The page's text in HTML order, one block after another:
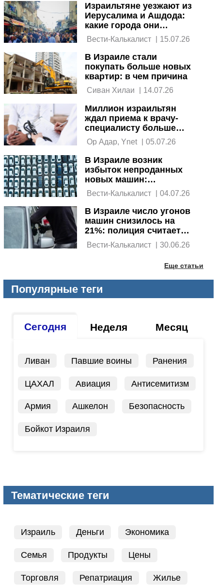
Израильтяне уезжают из
Иерусалима и Ашдода:
какие города они
выбирают
Вести-Калькалист | 15.07.26
В Израиле стали
покупать больше новых
квартир: в чем причина
14.07.26
Миллион израильтян
ждал приема к врачу-
специалисту больше
месяца: данные ЦСБ
Ор Адар, Ynet | 05.07.26
В Израиле возник
избыток непроданных
новых машин:
начинается ценовая
война
Вести-Калькалист | 04.07.26
В Израиле число угонов
машин снизилось на
21%: полиция считает
это своей заслугой
Вести-Калькалист | 30.06.26
Еще статьи
Популярные теги
Сегодня Неделя Месяц
Ливан Павшие воины Ранения
ЦАХАЛ Авиация Антисемитизм
Армия Ашкелон Безопасность
Бойкот Израиля
Тематические теги
Израиль Деньги Экономика
Семья Продукты Цены
Торговля Репатриация Жилье